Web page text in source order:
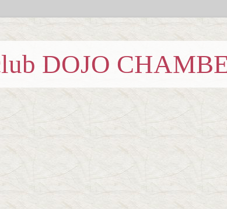
DOJO